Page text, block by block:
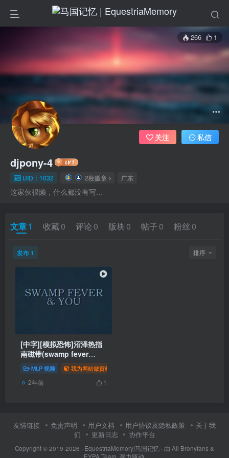
266 1
djpony-4
UID：1032 2枚徽章 广东
这家伙很懒，什么都没有写...
关注 私信
文章1 收藏 0 评论 0 版块 0 帖子 0 粉丝 0
发布 1 排序
[中字][模拟恐怖]沼泽热指
南磁带(swamp fever
guidance tape)
MLP 视频 我为网站做贡献
2年前 1
友情链接 免责声明 用户文档 用户协议及隐私政策
关于我
们
更新日志 协作平台
Copyright © 2019-2026 · EquestriaMemory|马国记忆 · 由 All Bronyfans &
EYPA Team. 强力驱动.